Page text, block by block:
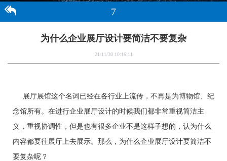
7
为什么企业展厅设计要简洁不要复杂
21/11/30 10:16:11
展厅展馆这个名词已经在各行业上流传，不再是为博物馆、纪
念馆所有。在进行企业展厅设计的时候我们都非常重视简洁主
义，重视协调性，但是也有很多企业不是这样子想的，认为什么
内容都要往展厅上去展示。那么，为什么企业展厅设计要简洁不
要复杂呢？